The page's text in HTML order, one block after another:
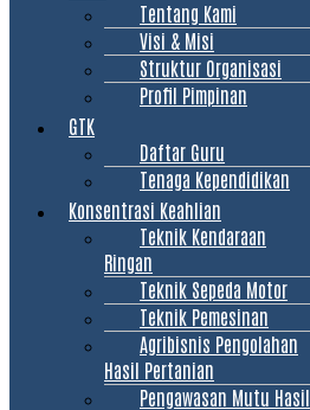
Tentang Kami
Visi & Misi
Struktur Organisasi
Profil Pimpinan
GTK
Daftar Guru
Tenaga Kependidikan
Konsentrasi Keahlian
Teknik Kendaraan
Ringan
Teknik Sepeda Motor
Teknik Pemesinan
Agribisnis Pengolahan
Hasil Pertanian
Pengawasan Mutu Hasil